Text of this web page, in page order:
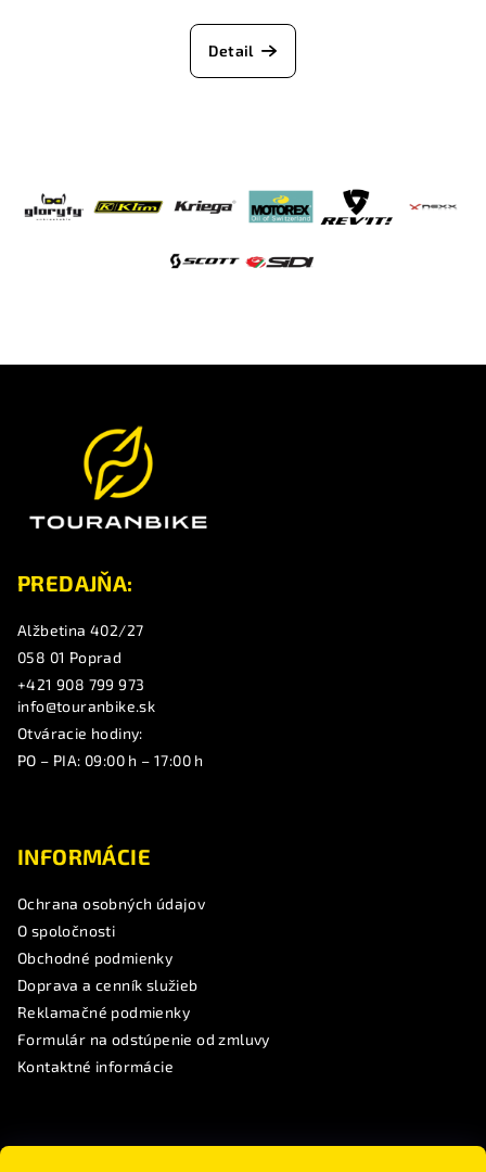
Detail
PREDAJŇA:
Alžbetina 402/27
058 01 Poprad
+421 908 799 973
info@touranbike.sk
Otváracie hodiny:
PO – PIA: 09:00 h – 17:00 h
INFORMÁCIE
Ochrana osobných údajov
O spoločnosti
Obchodné podmienky
Doprava a cenník služieb
Reklamačné podmienky
Formulár na odstúpenie od zmluvy
Kontaktné informácie